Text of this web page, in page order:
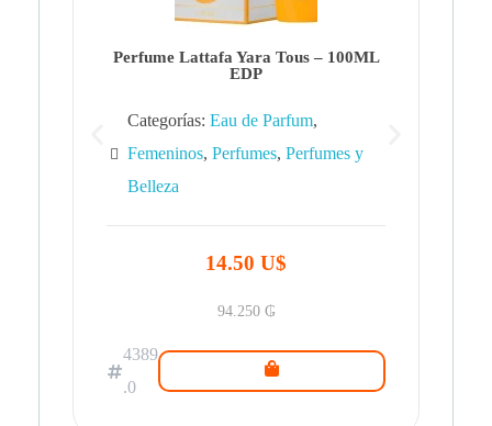
Perfume Lattafa Yara Tous – 100ML
EDP
Categorías: Eau de Parfum,
Femeninos, Perfumes, Perfumes y
Belleza
14.50 U$
94.250 ₲
4389
.0